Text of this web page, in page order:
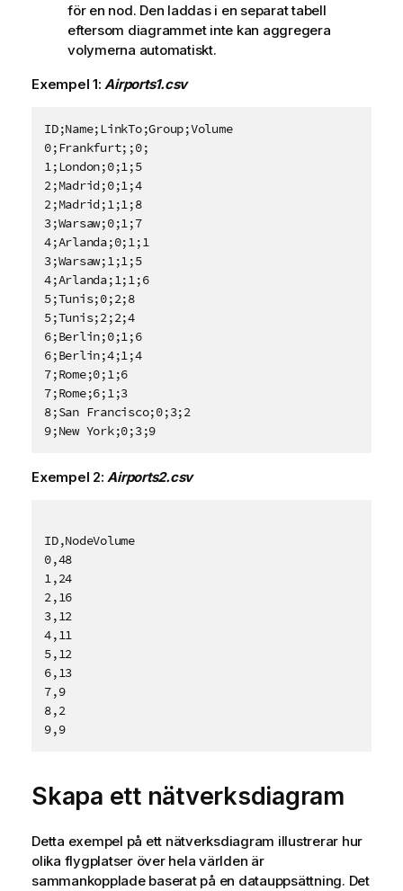
för en nod. Den laddas i en separat tabell
eftersom diagrammet inte kan aggregera
volymerna automatiskt.
Exempel 1:Airports1.csv
ID;Name;LinkTo;Group;Volume
0;Frankfurt;;0;
1;London;0;1;5
2;Madrid;0;1;4
2;Madrid;1;1;8
3;Warsaw;0;1;7
4;Arlanda;0;1;1
3;Warsaw;1;1;5
4;Arlanda;1;1;6
5;Tunis;0;2;8
5;Tunis;2;2;4
6;Berlin;0;1;6
6;Berlin;4;1;4
7;Rome;0;1;6
7;Rome;6;1;3
8;San Francisco;0;3;2
9;New York;0;3;9
Exempel 2:Airports2.csv
ID,NodeVolume
0,48
1,24
2,16
3,12
4,11
5,12
6,13
7,9
8,2
9,9
Skapa ett nätverksdiagram
Detta exempel på ett nätverksdiagram illustrerar hur
olika flygplatser över hela världen är
sammankopplade baserat på en datauppsättning. Det